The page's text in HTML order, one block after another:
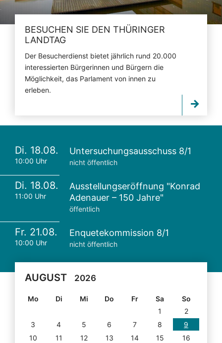
BESUCHEN SIE DEN THÜRINGER
LANDTAG
Der Besucherdienst bietet jährlich rund 20.000
interessierten Bürgerinnen und Bürgern die
Möglichkeit, das Parlament von innen zu
erleben.
Di. 18.08.
10:00 Uhr
Untersuchungsausschuss 8/1
nicht öffentlich
Di. 18.08.
11:00 Uhr
Ausstellungseröffnung "Konrad
Adenauer – 150 Jahre"
öffentlich
Fr. 21.08.
10:00 Uhr
Enquetekommission 8/1
nicht öffentlich
AUGUST 2026
Mo Di Mi Do Fr Sa
So
1
2
3
4 5 6 7 8
9
10
11 12 13 14 15
16